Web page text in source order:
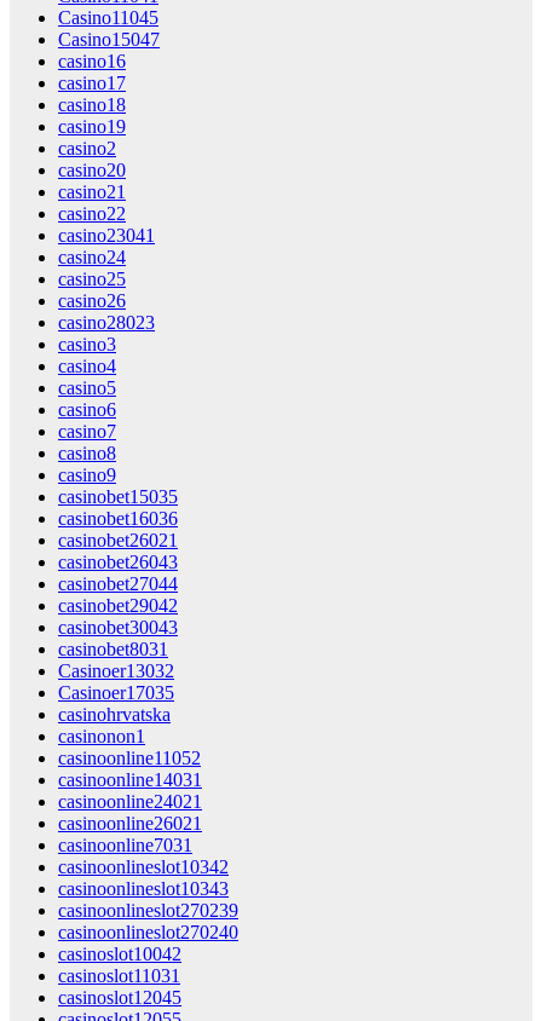
Casino11045
Casino15047
casino16
casino17
casino18
casino19
casino2
casino20
casino21
casino22
casino23041
casino24
casino25
casino26
casino28023
casino3
casino4
casino5
casino6
casino7
casino8
casino9
casinobet15035
casinobet16036
casinobet26021
casinobet26043
casinobet27044
casinobet29042
casinobet30043
casinobet8031
Casinoer13032
Casinoer17035
casinohrvatska
casinonon1
casinoonline11052
casinoonline14031
casinoonline24021
casinoonline26021
casinoonline7031
casinoonlineslot10342
casinoonlineslot10343
casinoonlineslot270239
casinoonlineslot270240
casinoslot10042
casinoslot11031
casinoslot12045